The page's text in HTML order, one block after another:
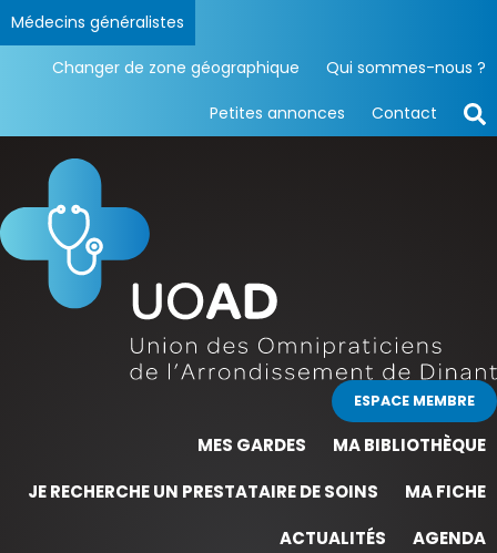
Médecins généralistes
Changer de zone géographique Qui sommes-nous ?
Petites annonces Contact
ESPACE MEMBRE
MES GARDES
MA BIBLIOTHÈQUE
JE RECHERCHE UN PRESTATAIRE DE SOINS
MA FICHE
ACTUALITÉS
AGENDA